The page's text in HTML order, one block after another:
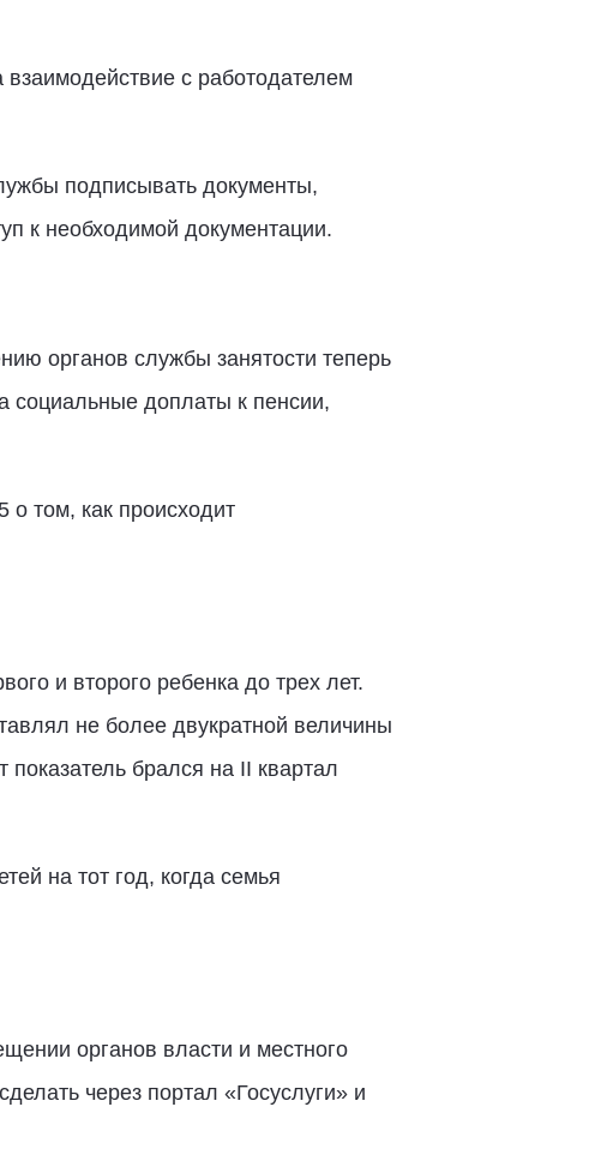
взаимодействие с работодателем
подписывать документы,
к необходимой документации.
органов службы занятости теперь
социальные доплаты к пенсии,
том, как происходит
и второго ребенка до трех лет.
не более двукратной величины
брался на II квартал
на тот год, когда семья
органов власти и местного
через портал «Госуслуги» и